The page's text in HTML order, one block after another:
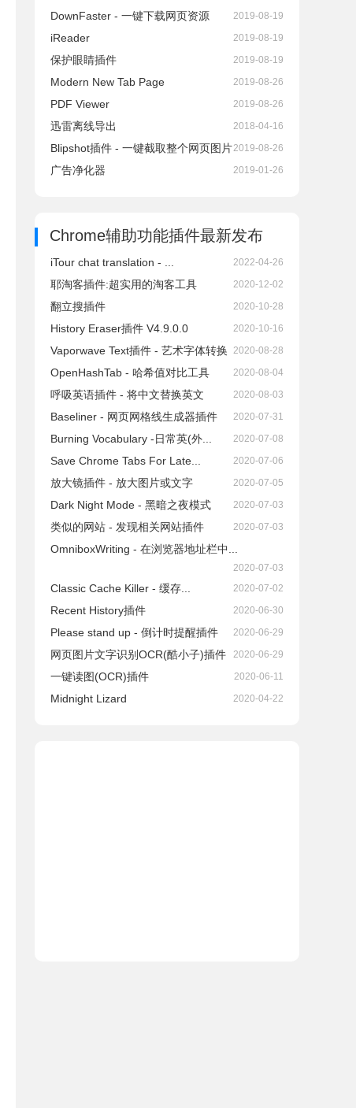
DownFaster - 一键下载网页资源 2019-08-19
iReader 2019-08-19
保护眼睛插件 2019-08-19
Modern New Tab Page 2019-08-26
PDF Viewer 2019-08-26
迅雷离线导出 2018-04-16
Blipshot插件 - 一键截取整个网页图片2019-08-26
广告净化器 2019-01-26
Chrome辅助功能插件最新发布
iTour chat translation - ... 2022-04-26
耶淘客插件:超实用的淘客工具 2020-12-02
翻立搜插件 2020-10-28
History Eraser插件 V4.9.0.0 2020-10-16
Vaporwave Text插件 - 艺术字体转换 2020-08-28
OpenHashTab - 哈希值对比工具 2020-08-04
呼吸英语插件 - 将中文替换英文 2020-08-03
Baseliner - 网页网格线生成器插件 2020-07-31
Burning Vocabulary -日常英(外... 2020-07-08
Save Chrome Tabs For Late... 2020-07-06
放大镜插件 - 放大图片或文字 2020-07-05
Dark Night Mode - 黑暗之夜模式 2020-07-03
类似的网站 - 发现相关网站插件 2020-07-03
OmniboxWriting - 在浏览器地址栏中...
2020-07-03
Classic Cache Killer - 缓存... 2020-07-02
Recent History插件 2020-06-30
Please stand up - 倒计时提醒插件 2020-06-29
网页图片文字识别OCR(酷小子)插件 2020-06-29
一键读图(OCR)插件 2020-06-11
Midnight Lizard 2020-04-22